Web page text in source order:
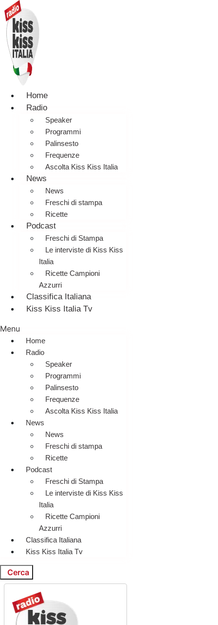
Home
Radio
Speaker
Programmi
Palinsesto
Frequenze
Ascolta Kiss Kiss Italia
News
News
Freschi di stampa
Ricette
Podcast
Freschi di Stampa
Le interviste di Kiss Kiss
Italia
Ricette Campioni
Azzurri
Classifica Italiana
Kiss Kiss Italia Tv
Menu
Home
Radio
Speaker
Programmi
Palinsesto
Frequenze
Ascolta Kiss Kiss Italia
News
News
Freschi di stampa
Ricette
Podcast
Freschi di Stampa
Le interviste di Kiss Kiss
Italia
Ricette Campioni
Azzurri
Classifica Italiana
Kiss Kiss Italia Tv
Cerca